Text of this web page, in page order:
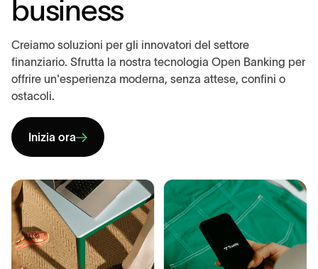
business
Creiamo soluzioni per gli innovatori del settore
finanziario. Sfrutta la nostra tecnologia Open Banking per
offrire un'esperienza moderna, senza attese, confini o
ostacoli.
Inizia ora